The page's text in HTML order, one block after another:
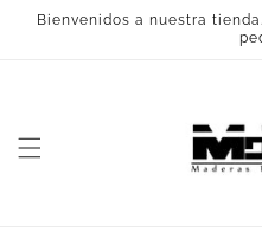
directamente
Bienvenidos a nuestra